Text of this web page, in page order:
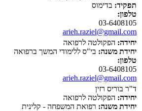
תפקיד: בדימוס
טלפון:
03-6408105
arieh.raziel@gmail.com
יחידה: הפקולטה לרפואה
יחידת משנה: בי"ס ללימודי המשך ברפואה
טלפון:
03-6408105
arieh.raziel@gmail.com
ד"ר בוריס רזין
יחידה: הפקולטה לרפואה
יחידת משנה: רפואת המשפחה - קלינית